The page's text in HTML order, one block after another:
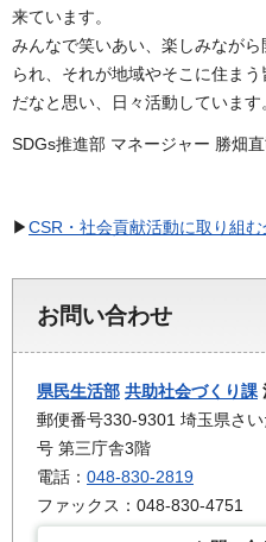
来ています。
みんなで笑いあい、楽しみなが
られ、それが地域やそこに住ま
だなと思い、日々活動しています
SDGs推進部 マネージャー 勝畑直
▶CSR・社会貢献活動に取り組
お問い合わせ
県民生活部 共助社会づくり課
郵便番号330-9301 埼玉県さ
号 第三庁舎3階
電話： 048-830-2819
ファックス：048-830-4751